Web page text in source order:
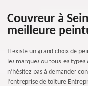
Couvreur à
meilleure
Il existe un grand choix de
les marques ou tous les
n’hésitez pas à demander
l’entreprise de toiture